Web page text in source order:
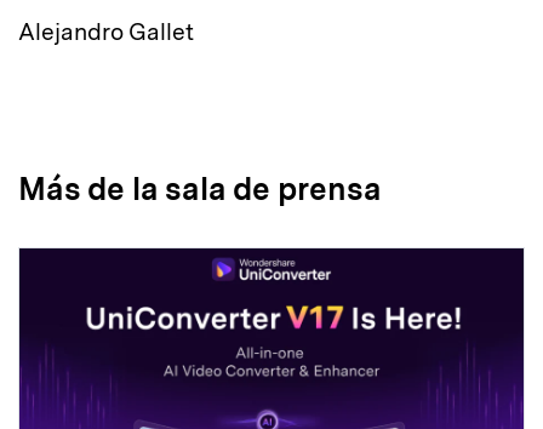
Alejandro Gallet
Más de la sala de prensa